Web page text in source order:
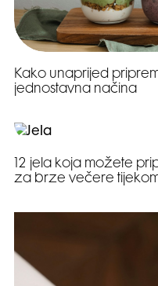
Kako unaprijed
jednostavna načina
12 jela koja možete
za brze večere